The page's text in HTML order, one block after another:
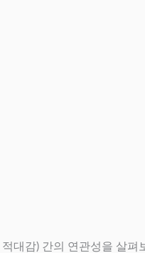
대감) 간의 연관성을 살펴